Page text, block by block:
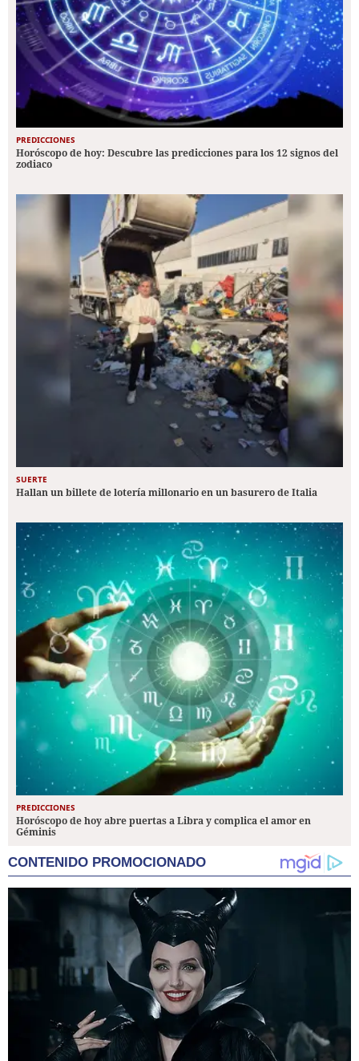
PREDICCIONES
Horóscopo de hoy: Descubre las predicciones para los 12 signos del
zodiaco
SUERTE
Hallan un billete de lotería millonario en un basurero de Italia
PREDICCIONES
Horóscopo de hoy abre puertas a Libra y complica el amor en
Géminis
CONTENIDO PROMOCIONADO